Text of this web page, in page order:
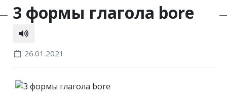
3 формы глагола bore
26.01.2021